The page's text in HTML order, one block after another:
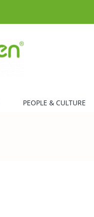
PEOPLE & CULTURE